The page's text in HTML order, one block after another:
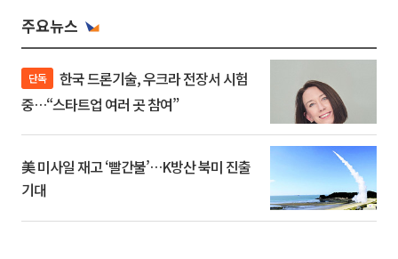
주요뉴스
단독
중…“스타트업 여러 곳 참여”
美 미사일 재고 ‘빨간불’…K방산 북미 진출
기대